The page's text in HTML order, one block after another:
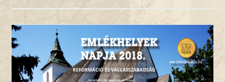
Emlékhelyek napja 2018. – Reformáció